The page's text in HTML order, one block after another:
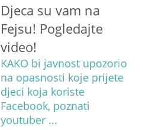
Djeca su vam na
Fejsu! Pogledajte
video!
KAKO bi javnost upozorio
na opasnosti koje prijete
djeci koja koriste
Facebook, poznati
youtuber ...